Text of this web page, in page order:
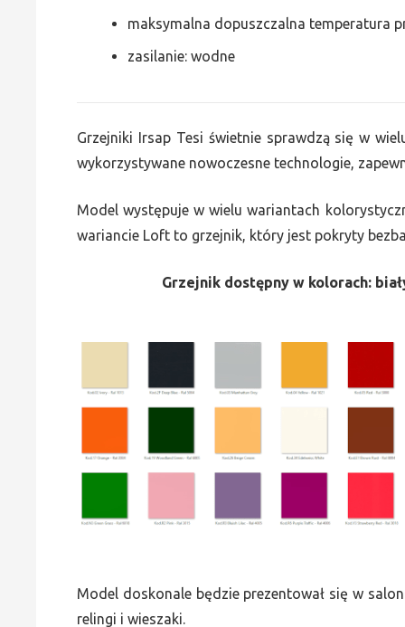
maksymalna dopuszczalna temperatura
zasilanie: wodne
Grzejniki Irsap Tesi świetnie sprawdzą się w
wykorzystywane nowoczesne technologie,
Model występuje w wielu wariantach
wariancie Loft to grzejnik, który jest pokryty
Grzejnik dostępny w kolorach:
Model doskonale będzie prezentował się w
relingi i wieszaki.